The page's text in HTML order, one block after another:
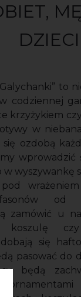
DZIECI
to
codziennej
krzyżykiem
w
ozdobą
w wyszywankę
od
zamówić u
koszulę czy
się
pasować do
będą